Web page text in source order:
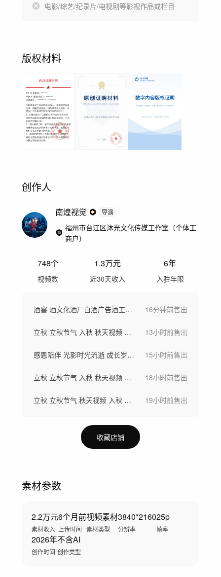
电影/综艺/纪录片/电视剧等影视作品或栏目
版权材料
创作人
南煌视觉 导演
福州市台江区沐光文化传媒工作室（个体工
商户）
748个
视频数
1.3万元
近30天收入
6年
入驻年限
酒窖 酒文化酒厂白酒广告酒工艺窖藏酿酒水 16分钟前售出
立秋 立秋节气 入秋 秋天视频 立秋 秋 13小时前售出
感恩陪伴 光影时光流逝 成长岁月足迹时光 15小时前售出
立秋 立秋节气 入秋 秋天视频 立秋 秋 18小时前售出
立秋 立秋节气 秋天视频 入秋 秋天 秋 19小时前售出
收藏店铺
素材参数
2.2万元
素材收入
6个月前
上传时间
视频素材
素材类型
3840*2160
分辨率
25p
帧率
2026年
创作时间
不含AI
创作类型